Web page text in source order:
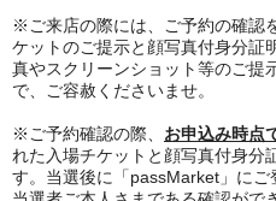
※ご来店の際には、ご予約の確認
ケットのご提示と顔写真付身分証
真やスクリーンショット等のご提
で、ご容赦くださいませ。
※ご予約確認の際、 お申込み時点
れた入場チケットと顔写真付身分
す。当選後に「passMarket」にご